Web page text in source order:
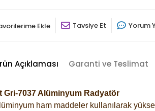
Ekle Tavsiye Et Yorum
Açıklaması Garanti ve Teslimat
Gri-7037 Alüminyum Radyatör
ham maddeler kullanılarak